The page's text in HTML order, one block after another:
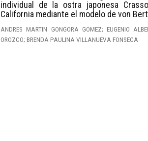
individual de la ostra japonesa
California mediante el modelo de von
ANDRES MARTIN GONGORA GOMEZ; EUGENIO
OROZCO; BRENDA PAULINA VILLANUEVA FONSECA